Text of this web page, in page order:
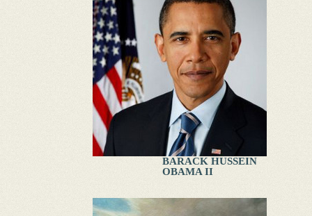
BARACK HUSSEIN
OBAMA II